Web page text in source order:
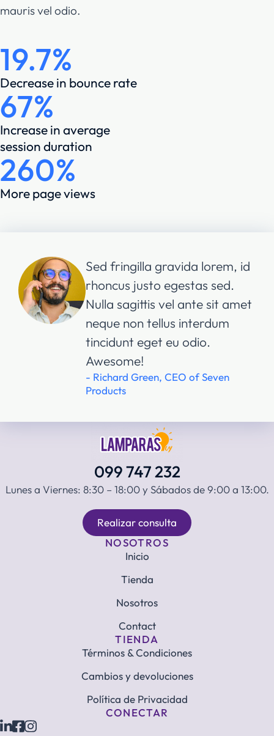
mauris vel odio.
19.7%
Decrease in bounce rate
67%
Increase in average
session duration
260%
More page views
Sed fringilla gravida lorem, id
rhoncus justo egestas sed.
Nulla sagittis vel ante sit amet
neque non tellus interdum
tincidunt eget eu odio.
Awesome!
- Richard Green, CEO of Seven
Products
099 747 232
Lunes a Viernes: 8:30 – 18:00 y Sábados de 9:00 a 13:00.
Realizar consulta
NOSOTROS
Inicio
Tienda
Nosotros
Contact
TIENDA
Términos & Condiciones
Cambios y devoluciones
Política de Privacidad
CONECTAR